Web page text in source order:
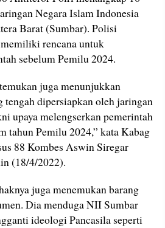
Negara Islam Indonesia
Barat (Sumbar). Polisi
rencana untuk
sebelum Pemilu 2024.
juga menunjukkan
tengah dipersiapkan oleh jaringan
upaya melengserkan pemerintah
tahun Pemilu 2024,” kata Kabag
88 Kombes Aswin Siregar
(18/4/2022).
juga menemukan barang
Dia menduga NII Sumbar
ideologi Pancasila seperti